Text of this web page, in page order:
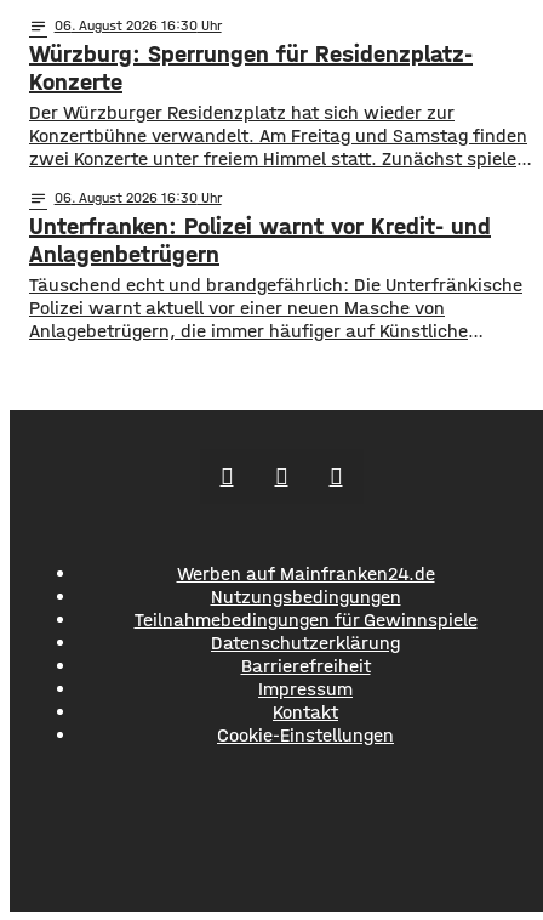
Bewerben können sich Bürger, Vereine und Organisationen.
Die Projekte sollen den Entwicklungszielen des Landkreises
dienen und das Bürgerengagement des Schweinfurter
Lands stärken. Die Entwicklungsziele sind:
Daseinsvorsorge, sozialer Zusammenhalt,
notes 06. August 2026 16:30
Würzburg: Sperrungen für Residenzplatz-
Konzerte
Der Würzburger Residenzplatz hat sich wieder zur
Konzertbühne verwandelt. Am Freitag und Samstag finden
zwei Konzerte unter freiem Himmel statt. Zunächst spielen
Samstag ist dann das Konzert des Duos Fast Boy. Das
Konzert von Roy Bianco und den Abbrunzati Boys ist
ausverkauft, rund 16.000 Menschen werden
notes 06. August 2026 16:30
Unterfranken: Polizei warnt vor Kredit- und
Anlagenbetrügern
​​Täuschend echt und brandgefährlich: Die Unterfränkische
Polizei warnt aktuell vor einer neuen Masche von
Anlagebetrügern, die immer häufiger auf Künstliche
Werben auf Mainfranken24.de
Nutzungsbedingungen
Teilnahmebedingungen für Gewinnspiele
Datenschutzerklärung
Barrierefreiheit
Impressum
Kontakt
Cookie-Einstellungen